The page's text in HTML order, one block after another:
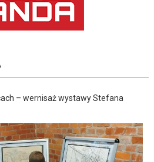
– wernisaż wystawy Stefana